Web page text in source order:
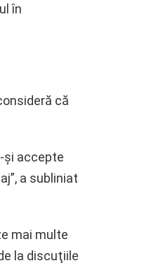
în
că
şi accepte
a subliniat
mai multe
la discuţiile